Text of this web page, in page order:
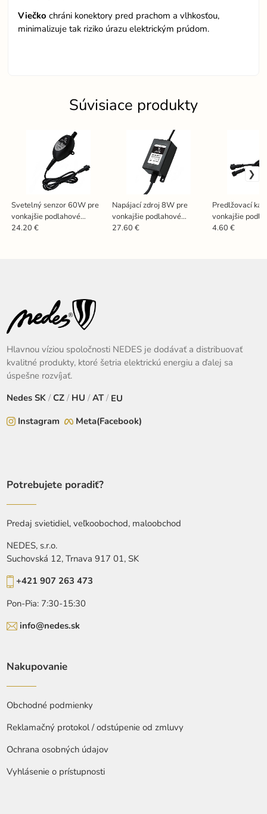
Viečko chráni konektory pred prachom a vlhkosťou,
minimalizuje tak riziko úrazu elektrickým prúdom.
Súvisiace produkty
Svetelný senzor 60W pre
vonkajšie podlahové
svietidlá LFL - LSF101
24.20 €
Napájací zdroj 8W pre
vonkajšie podlahové
svietidlá LFL - PSF103
27.60 €
Predlžovací
vonkajšie
svietidlá LFL-
4.60 €
Hlavnou víziou spoločnosti NEDES je dodávať a distribuovať
kvalitné produkty, ktoré šetria elektrickú energiu a ďalej sa
úspešne rozvíjať.
NedesSK / CZ / HU / AT / EU
Instagram
Meta(Facebook)
Potrebujete poradiť?
Predaj svietidiel, veľkoobochod, maloobchod
NEDES, s.r.o.
Suchovská 12, Trnava 917 01, SK
+421 907 263 473
Pon-Pia: 7:30-15:30
info@nedes.sk
Nakupovanie
Obchodné podmienky
Reklamačný protokol / odstúpenie od zmluvy
Ochrana osobných údajov
Vyhlásenie o prístupnosti